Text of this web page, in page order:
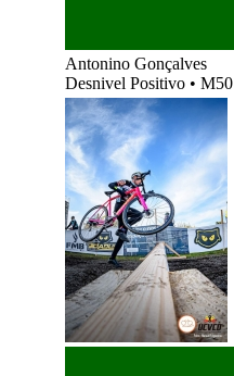
Antonino Gonçalves
Desnivel Positivo • M50